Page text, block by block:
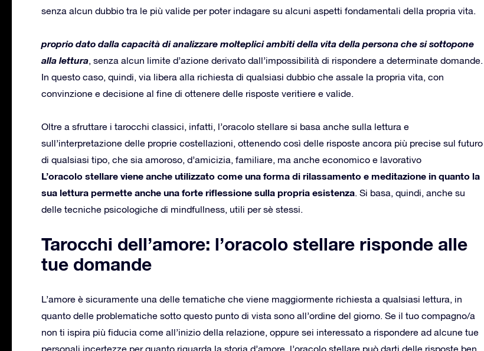
senza alcun dubbio tra le più valide per poter indagare su alcuni aspetti fondamentali della propria vita.
proprio dato dalla capacità di analizzare molteplici ambiti della vita della persona che si sottopone
alla lettura, senza alcun limite d’azione derivato dall’impossibilità di rispondere a determinate domande.
In questo caso, quindi, via libera alla richiesta di qualsiasi dubbio che assale la propria vita, con
convinzione e decisione al fine di ottenere delle risposte veritiere e valide.
Oltre a sfruttare i tarocchi classici, infatti, l’oracolo stellare si basa anche sulla lettura e
sull’interpretazione delle proprie costellazioni, ottenendo così delle risposte ancora più precise sul futuro
di qualsiasi tipo, che sia amoroso, d’amicizia, familiare, ma anche economico e lavorativo
L’oracolo stellare viene anche utilizzato come una forma di rilassamento e meditazione in quanto la
sua lettura permette anche una forte riflessione sulla propria esistenza. Si basa, quindi, anche su
delle tecniche psicologiche di mindfullness, utili per sè stessi.
Tarocchi dell’amore: l’oracolo stellare risponde alle
tue domande
L’amore è sicuramente una delle tematiche che viene maggiormente richiesta a qualsiasi lettura, in
quanto delle problematiche sotto questo punto di vista sono all’ordine del giorno. Se il tuo compagno/a
non ti ispira più fiducia come all’inizio della relazione, oppure sei interessato a rispondere ad alcune tue
personali incertezze per quanto riguarda la storia d’amore, l’oracolo stellare può darti delle risposte ben